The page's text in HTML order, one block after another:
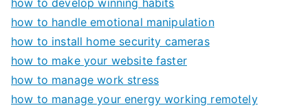
how to handle emotional manipulation
how to install home security cameras
how to make your website faster
how to manage work stress
how to manage your energy working remotely